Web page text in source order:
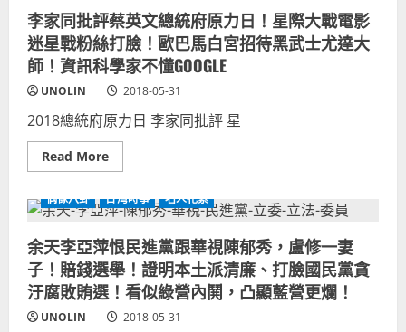
委
選
舉-
討
論
不
投
票
邏
輯
投
票
高
低-
制
投
票
政
策
語
演
丁
窈
窕
日
本
員
藤
岡
麻
美，
民
黨
228
色
恐
怖
槍
決
台
南
李家同批評蔡英文總統府原力日！星際大戰電影
迷星戰粉絲打臉！歐巴馬白宮招待黑武士尤達大
師！資訊科學家不懂GOOGLE
UNOLIN 2018-05-31
2018總統府原力日 李家同批評 星
Read MoreRead
more
家
同
評
蔡
英
文
總
府
偶像八卦 台灣時事 名人花絮
余天李亞萍恨民進黨跟華視陳郁秀，盧修一妻
子！賠錢選舉！證明本土派清廉、打臉國民黨貪
汙腐敗賄選！看似綠營內鬨，凸顯藍營更爛！
UNOLIN 2018-05-31